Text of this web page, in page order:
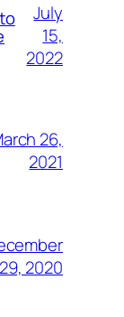
July
15,
2022
26,
2021
29, 2020